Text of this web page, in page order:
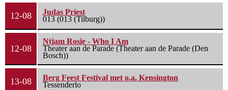
12-08
Judas Priest
013 (013 (Tilburg))
12-08
Ntjam Rosie - Who I Am
Theater aan de Parade (Theater aan de Parade (Den
Bosch))
13-08
Berg Feest Festival met o.a. Kensington
Tessenderlo